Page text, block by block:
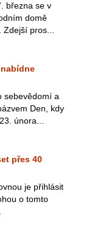
března se v
domě
pros...
sebevědomí a
Den, kdy
února...
přes 40
je přihlásit
o tomto